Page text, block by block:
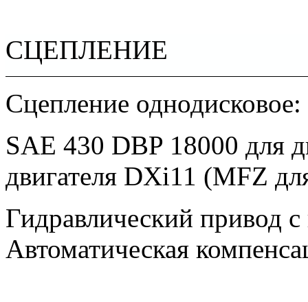
СЦЕПЛЕНИЕ
Сцепление однодисковое:
SAE 430 DBP 18000 для
двигателя DXi11 (MFZ
Гидравлический привод
Автоматическая